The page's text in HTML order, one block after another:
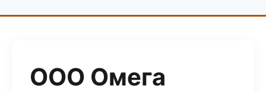
ООО Омега